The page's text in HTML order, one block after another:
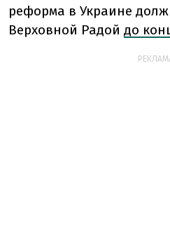
реформа в Украине
Верховной Радой до